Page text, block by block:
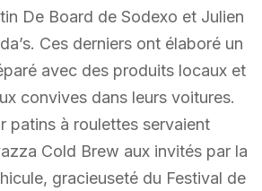
De Board de Sodexo et Julien
Ces derniers ont élaboré un
avec des produits locaux et
convives dans leurs voitures.
patins à roulettes servaient
Cold Brew aux invités par la
gracieuseté du Festival de